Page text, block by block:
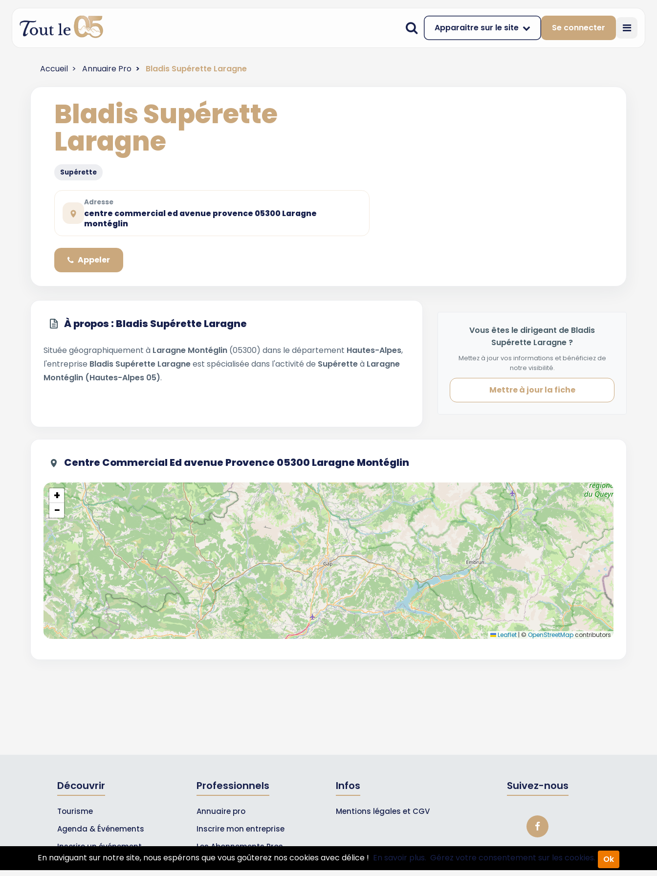
Apparaitre sur le site Se connecter
Accueil Annuaire Pro Bladis Supérette Laragne
Bladis Supérette
Laragne
Supérette
Adresse
centre commercial ed avenue provence 05300 Laragne
montéglin
Appeler
À propos : Bladis Supérette Laragne
Située géographiquement à Laragne Montéglin (05300) dans le département Hautes-Alpes,
l'entreprise Bladis Supérette Laragneest spécialisée dans l'activité de Supéretteà Laragne
Montéglin (Hautes-Alpes 05).
Vous êtes le dirigeant de Bladis
Supérette Laragne ?
Mettez à jour vos informations et bénéficiez de
notre visibilité.
Mettre à jour la fiche
Centre Commercial Ed avenue Provence 05300 Laragne Montéglin
+
−
Leaflet | © OpenStreetMapcontributors
Découvrir
Tourisme
Agenda & Événements
Inscrire un événement
Qui sommes-nous ?
Professionnels
Annuaire pro
Inscrire mon entreprise
Les Abonnements Pros
Infos
Mentions légales et CGV
Suivez-nous
En naviguant sur notre site, nous espérons que vous goûterez nos cookies avec délice ! En savoir plus. Gérez votre consentement sur les cookies. Ok